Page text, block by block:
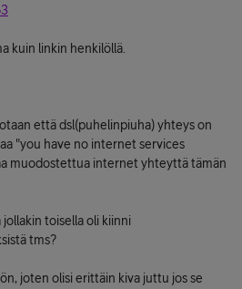
kuin linkin henkilöllä.
että dsl(puhelinpiuha) yhteys on
"you have no internet services
muodostettua internet yhteyttä tämän
toisella oli kiinni
tms?
joten olisi erittäin kiva juttu jos se